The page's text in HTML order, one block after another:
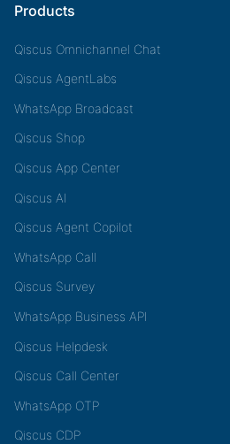
Products
Qiscus Omnichannel Chat
Qiscus AgentLabs
WhatsApp Broadcast
Qiscus Shop
Qiscus App Center
Qiscus AI
Qiscus Agent Copilot
WhatsApp Call
Qiscus Survey
WhatsApp Business API
Qiscus Helpdesk
Qiscus Call Center
WhatsApp OTP
Qiscus CDP